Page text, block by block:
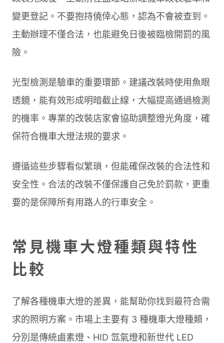
變更登記。不要抱持僥倖心態，認為不會被查到。
主動辦理不僅合法，也能避免日後被臨檢開罰的風
險。
光型檢測是驗車的重要環節。建議改裝時使用魚眼
透鏡，能有效形成明暗截止線，大幅提高通過檢測
的機率。專業的改裝店家會協助調整燈光角度，確
保符合機車大燈法規的要求。
遵循這些步驟看似繁瑣，但能確保改裝的合法性和
安全性。合法的改裝不僅保護自己免於罰款，更重
要的是保障所有用路人的行車安全。
常見機車大燈種類與特性
比較
了解各種機車大燈的差異，能幫助你找到最符合需
求的照明方案。市場上主要有 3 種機車大燈種類，
分別是傳統鹵素燈、HID 氙氣燈和新世代 LED